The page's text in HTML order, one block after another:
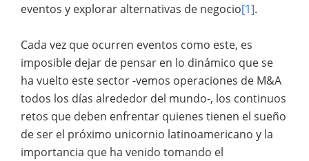
eventos y explorar alternativas de negocio[1].
Cada vez que ocurren eventos como este, es
imposible dejar de pensar en lo dinámico que se
ha vuelto este sector -vemos operaciones de M&A
todos los días alrededor del mundo-, los continuos
retos que deben enfrentar quienes tienen el sueño
de ser el próximo unicornio latinoamericano y la
importancia que ha venido tomando el